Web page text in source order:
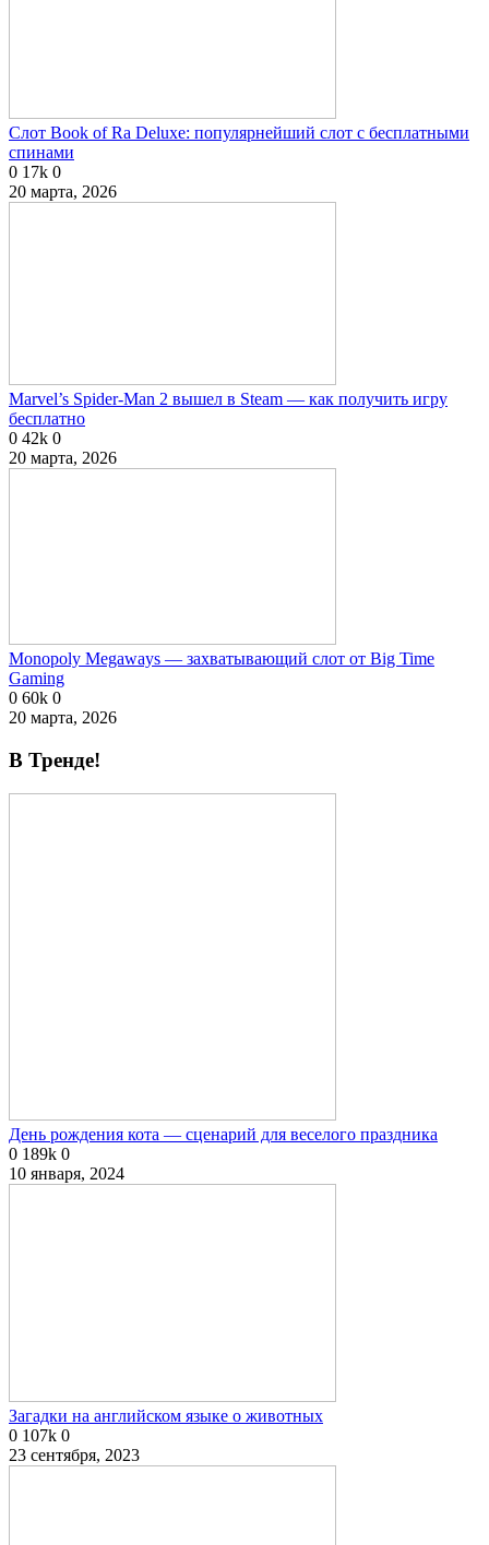
Слот Book of Ra Deluxe: популярнейший слот с бесплатными
спинами
0 17k 0
20 марта, 2026
Marvel’s Spider-Man 2 вышел в Steam — как получить игру
бесплатно
0 42k 0
20 марта, 2026
Monopoly Megaways — захватывающий слот от Big Time
Gaming
0 60k 0
20 марта, 2026
В Тренде!
День рождения кота — сценарий для веселого праздника
0 189k 0
10 января, 2024
Загадки на английском языке о животных
0 107k 0
23 сентября, 2023